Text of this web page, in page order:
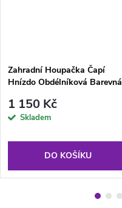
Zahradní Houpačka Čapí
Hnízdo Obdélníková Barevná
1 150 Kč
Skladem
DO KOŠÍKU